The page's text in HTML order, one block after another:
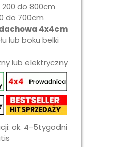
do 800cm
do 700cm
4x4cm
lub boku belki
lub elektryczny
ok. 4-5tygodni